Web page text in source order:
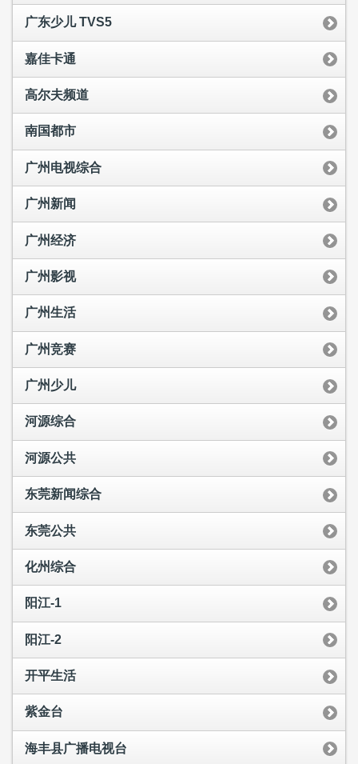
广东少儿 TVS5
嘉佳卡通
高尔夫频道
南国都市
广州电视综合
广州新闻
广州经济
广州影视
广州生活
广州竞赛
广州少儿
河源综合
河源公共
东莞新闻综合
东莞公共
化州综合
阳江-1
阳江-2
开平生活
紫金台
海丰县广播电视台